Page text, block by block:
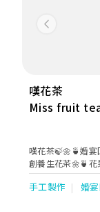
Previous
嘆花茶
Miss fruit
嘆花茶🍃🌼🍵婚
創養生花茶🌼🍵
散水禮物 | 🍵自己
手工製作 婚